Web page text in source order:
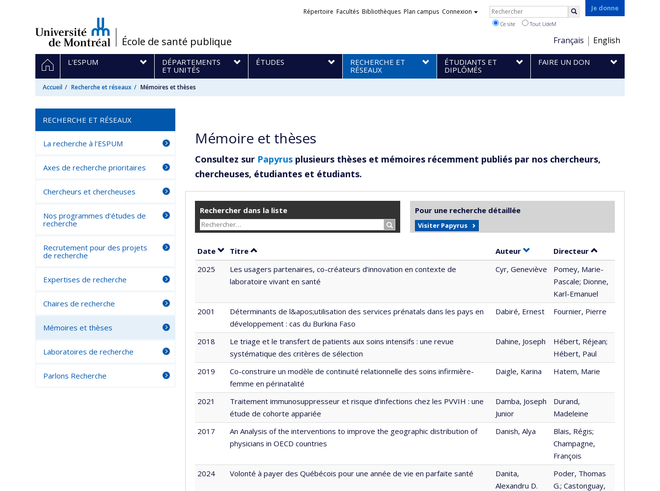
/École de santé publique
Je donne
Choix
de
la
langue
Français English
Liens
Répertoire Facultés Bibliothèques Plan campus Connexion Rechercher
Ce site Tout UdeM
Navigation
principale
ACCUEIL
L'ESPUM
DÉPARTEMENTS
ET UNITÉS
ÉTUDES
RECHERCHE ET
RÉSEAUX
ÉTUDIANTS ET
DIPLÔMÉS
FAIRE UN DON
Accueil Recherche et réseaux Mémoires et thèses
Mémoire et thèses
Consultez sur Papyrus plusieurs thèses et mémoires récemment publiés par nos chercheurs,
chercheuses, étudiantes et étudiants.
Rechercher dans la liste
Rechercher…
Pour une recherche détaillée
Visiter Papyrus
Date Trier par date en ordre croissant
Titre Trier par titre en ordre croissant Auteur Trier par auteur en ordre croissant
Directeur par contributeur
2025
Les usagers partenaires, co-créateurs d’innovation en contexte de
laboratoire vivant en santé
Cyr, Geneviève
Pomey, Marie-
Pascale; Dionne,
Karl-Emanuel
2001
Déterminants de l&apos;utilisation des services prénatals dans les pays en
développement : cas du Burkina Faso
Dabiré, Ernest Fournier, Pierre
2018
Le triage et le transfert de patients aux soins intensifs : une revue
systématique des critères de sélection
Dahine, Joseph
Hébert, Réjean;
Hébert, Paul
2019
Co-construire un modèle de continuité relationnelle des soins infirmière-
femme en périnatalité
Daigle, Karina Hatem, Marie
2021
Traitement immunosuppresseur et risque d’infections chez les PVVIH : une
étude de cohorte appariée
Damba, Joseph
Junior
Durand,
Madeleine
2017
An Analysis of the interventions to improve the geographic distribution of
physicians in OECD countries
Danish, Alya
Blais, Régis;
Champagne,
François
2024
Volonté à payer des Québécois pour une année de vie en parfaite santé
Danita,
Alexandru D.
Poder, Thomas
G.; Castonguay,
RECHERCHE ET RÉSEAUX
La recherche à l'ESPUM
Axes de recherche prioritaires
Chercheurs et chercheuses
Nos programmes d'études de
recherche
Recrutement pour des projets
de recherche
Expertises de recherche
Chaires de recherche
Mémoires et thèses
Laboratoires de recherche
Parlons Recherche